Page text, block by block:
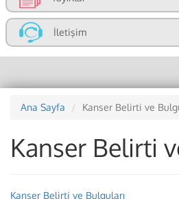
İletişim
Ana Sayfa Kanser Belirti ve
Kanser Belirti
Kanser Belirti ve Bulguları